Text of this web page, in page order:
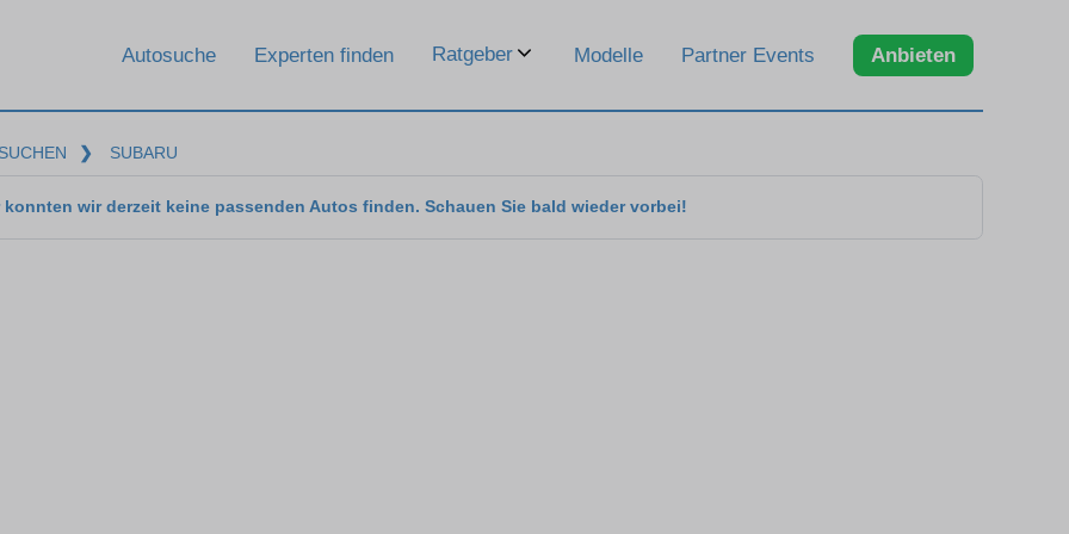
Autosuche Experten finden Ratgeber Modelle Partner Events Anbieten
❯ SUBARU
konnten wir derzeit keine passenden Autos finden. Schauen Sie bald wieder vorbei!